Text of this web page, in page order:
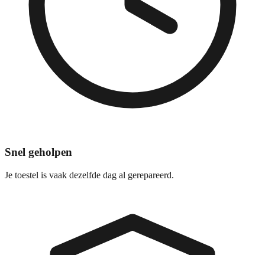
Snel geholpen
Je toestel is vaak dezelfde dag al gerepareerd.